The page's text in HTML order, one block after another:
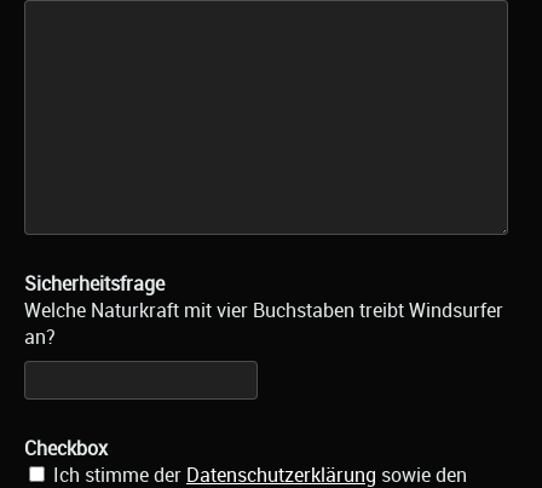
Sicherheitsfrage
Welche Naturkraft mit vier Buchstaben treibt Windsurfer
an?
Checkbox
Ich stimme der Datenschutzerklärung sowie den